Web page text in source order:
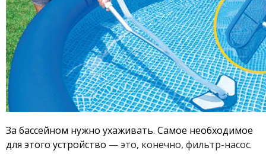
За бассейном нужно ухаживать. Самое необходимое
для этого устройство — это, конечно, фильтр-насос.